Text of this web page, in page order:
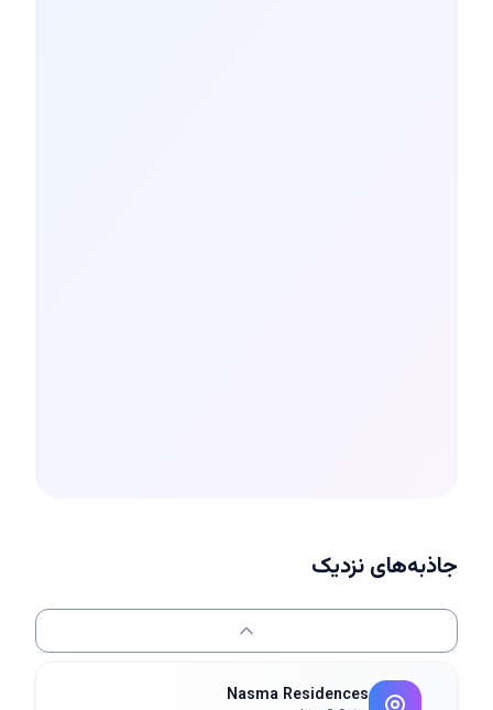
جاذبه‌های نزدیک
Nasma Residences